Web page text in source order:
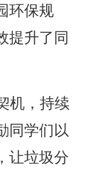
环保规
提升了同
机，持续
同学们以
让垃圾分